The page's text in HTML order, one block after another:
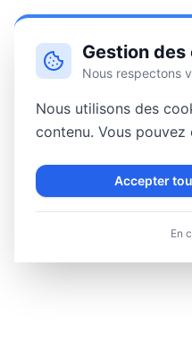
Gestion des
Nous respectons
Nous utilisons des
contenu. Vous
Accepter
En